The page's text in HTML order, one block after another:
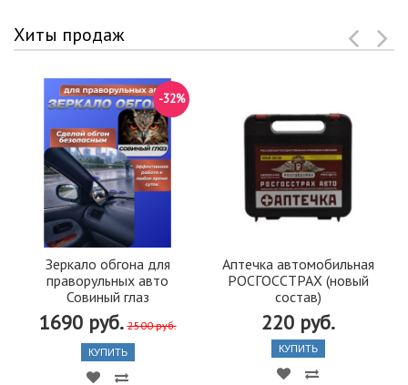
Хиты продаж
Зеркало обгона для
праворульных авто
Совиный глаз
1690 руб. 2500 руб.
-32%
КУПИТЬ
Аптечка автомобильная
РОСГОССТРАХ (новый
состав)
220 руб.
КУПИТЬ